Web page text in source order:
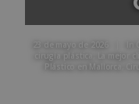
23 de mayo de 2026
cirugía plástica
La mejor
Plástico en Mallorca